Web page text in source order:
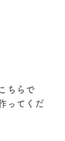
ちらで
ってくだ